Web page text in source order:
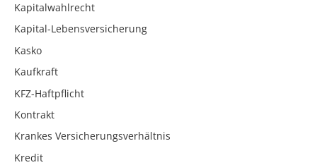
Kapitalwahlrecht
Kapital-Lebensversicherung
Kasko
Kaufkraft
KFZ-Haftpflicht
Kontrakt
Krankes Versicherungsverhältnis
Kredit